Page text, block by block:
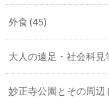
外食 (45)
大人の遠足・社会科見
妙正寺公園とその周辺